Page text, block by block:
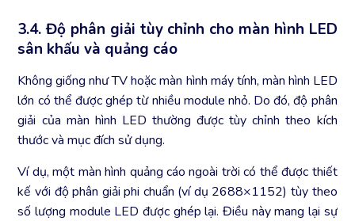
3.4. Độ phân giải tùy chỉnh cho màn hình LED
sân khấu và quảng cáo
Không giống như TV hoặc màn hình máy tính, màn hình LED
lớn có thể được ghép từ nhiều module nhỏ. Do đó, độ phân
giải của màn hình LED thường được tùy chỉnh theo kích
thước và mục đích sử dụng.
Ví dụ, một màn hình quảng cáo ngoài trời có thể được thiết
kế với độ phân giải phi chuẩn (ví dụ 2688×1152) tùy theo
số lượng module LED được ghép lại. Điều này mang lại sự